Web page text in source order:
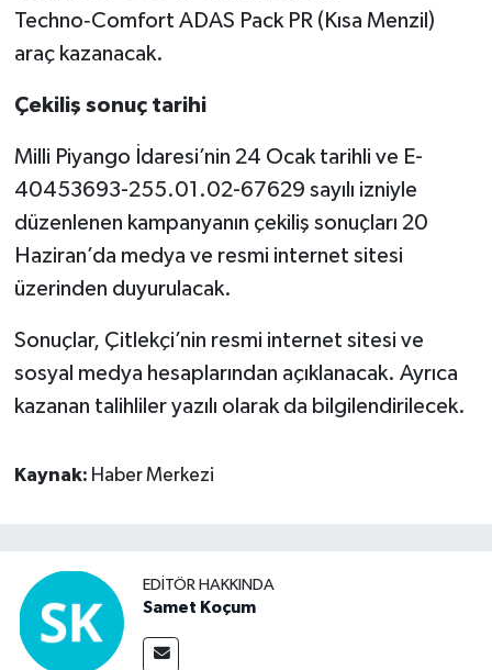
Techno‑Comfort ADAS Pack PR (Kısa Menzil)
araç kazanacak.
Çekiliş sonuç tarihi
Milli Piyango İdaresi’nin 24 Ocak tarihli ve E-
40453693-255.01.02-67629 sayılı izniyle
düzenlenen kampanyanın çekiliş sonuçları 20
Haziran’da medya ve resmi internet sitesi
üzerinden duyurulacak.
Sonuçlar, Çitlekçi’nin resmi internet sitesi ve
sosyal medya hesaplarından açıklanacak. Ayrıca
kazanan talihliler yazılı olarak da bilgilendirilecek.
Kaynak: Haber Merkezi
EDITÖR HAKKINDA
Samet Koçum